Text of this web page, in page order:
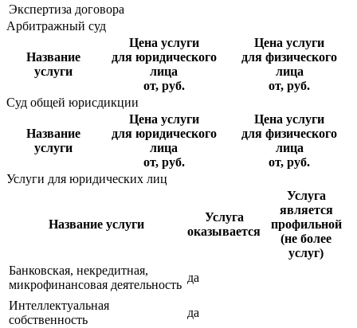
Экспертиза договора
Арбитражный суд
Название
услуги
Цена услуги
для юридического
лица
от, руб.
Цена услуги
для физического
лица
от, руб.
Суд общей юрисдикции
Название
услуги
Цена услуги
для юридического
лица
от, руб.
Цена услуги
для физического
лица
от, руб.
Услуги для юридических лиц
Название услуги
Услуга
оказывается
Услуга
является
профильной
(не более
услуг)
Банковская, некредитная,
микрофинансовая деятельность
да
Интеллектуальная
собственность
да